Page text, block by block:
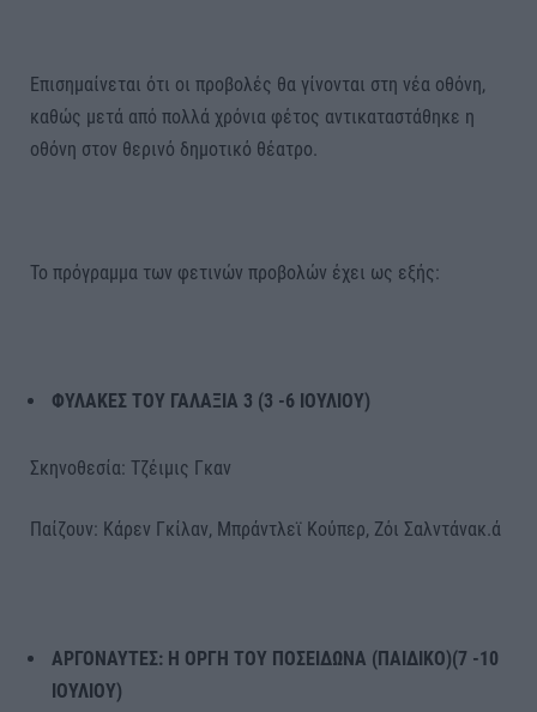
Επισημαίνεται ότι οι προβολές θα γίνονται στη νέα οθόνη,
καθώς μετά από πολλά χρόνια φέτος αντικαταστάθηκε η
οθόνη στον θερινό δημοτικό θέατρο.
Το πρόγραμμα των φετινών προβολών έχει ως εξής:
ΦΥΛΑΚΕΣ ΤΟΥ ΓΑΛΑΞΙΑ 3 (3 -6 ΙΟΥΛΙΟΥ)
Σκηνοθεσία: Τζέιμις Γκαν
Παίζουν: Κάρεν Γκίλαν, Μπράντλεϊ Κούπερ, Ζόι Σαλντάνακ.ά
ΑΡΓΟΝΑΥΤΕΣ: Η ΟΡΓΗ ΤΟΥ ΠΟΣΕΙΔΩΝΑ (ΠΑΙΔΙΚΟ)(7 -10
ΙΟΥΛΙΟΥ)